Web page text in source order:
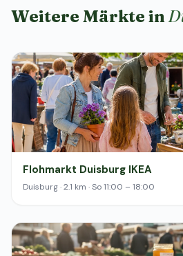
Weitere Märkte in
Flohmarkt Duisburg IKEA
Duisburg · 2.1 km · So 11:00 – 18:00